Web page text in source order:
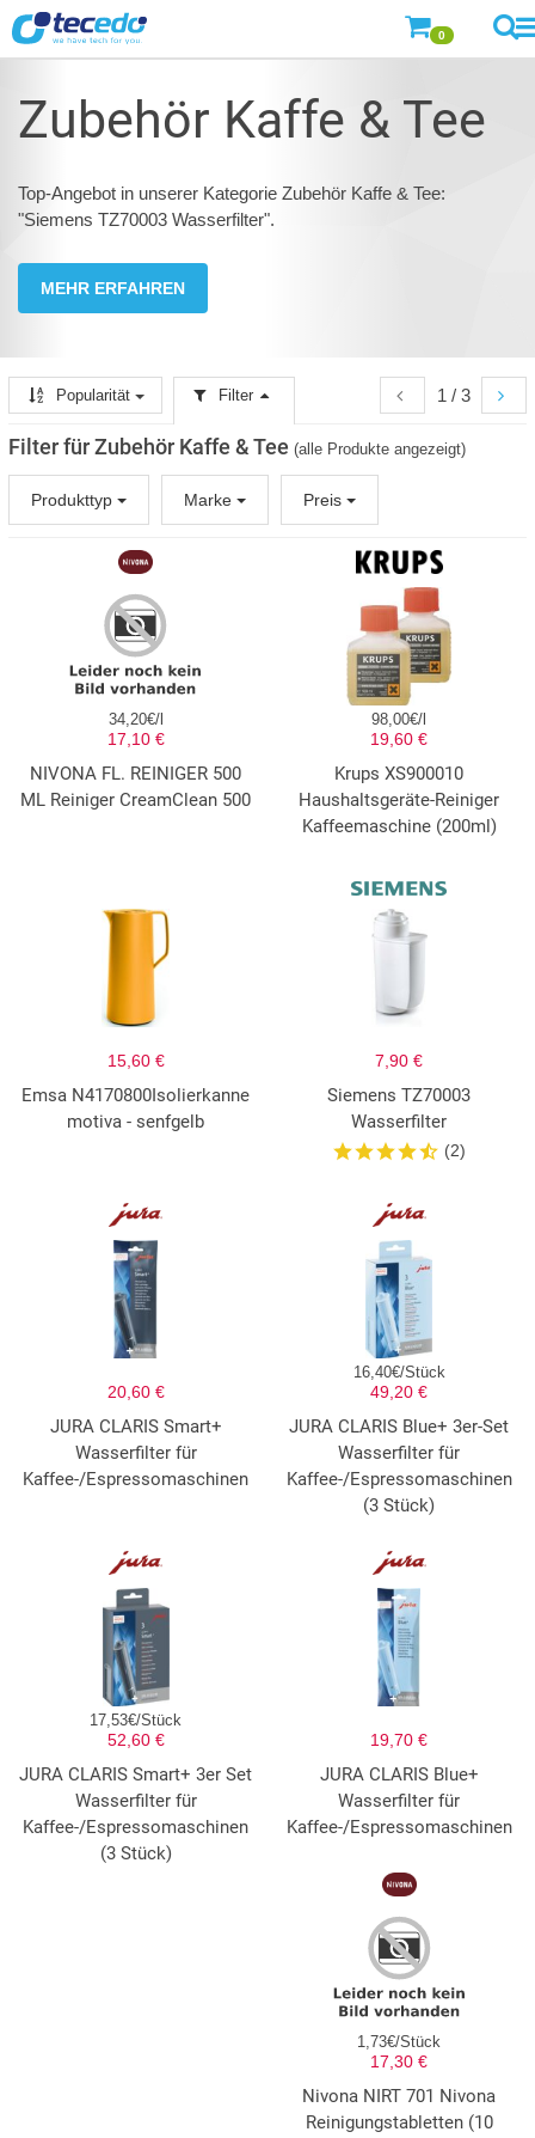
0
Zubehör Kaffe & Tee
Top-Angebot in unserer Kategorie Zubehör Kaffe & Tee:
"Siemens TZ70003 Wasserfilter".
MEHR ERFAHREN
1 / 3
Popularität Filter
Filter für Zubehör Kaffe & Tee (alle Produkte angezeigt)
Produkttyp Marke Preis
34,20€/l
17,10 €
NIVONA FL. REINIGER 500
ML Reiniger CreamClean 500
98,00€/l
19,60 €
Krups XS900010
Haushaltsgeräte-Reiniger
Kaffeemaschine (200ml)
15,60 €
Emsa N4170800Isolierkanne
motiva - senfgelb
7,90 €
Siemens TZ70003
Wasserfilter
(2)
20,60 €
JURA CLARIS Smart+
Wasserfilter für
Kaffee-/Espressomaschinen
16,40€/Stück
49,20 €
JURA CLARIS Blue+ 3er-Set
Wasserfilter für
Kaffee-/Espressomaschinen
(3 Stück)
17,53€/Stück
52,60 €
JURA CLARIS Smart+ 3er Set
Wasserfilter für
Kaffee-/Espressomaschinen
(3 Stück)
19,70 €
JURA CLARIS Blue+
Wasserfilter für
Kaffee-/Espressomaschinen
1,73€/Stück
17,30 €
Nivona NIRT 701 Nivona
Reinigungstabletten (10